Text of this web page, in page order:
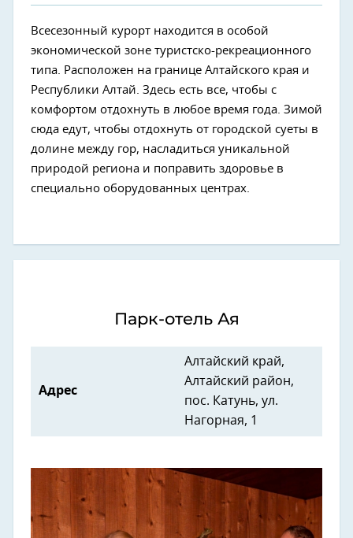
Всесезонный курорт находится в особой
экономической зоне туристско-рекреационного
типа. Расположен на границе Алтайского края и
Республики Алтай. Здесь есть все, чтобы с
комфортом отдохнуть в любое время года. Зимой
сюда едут, чтобы отдохнуть от городской суеты в
долине между гор, насладиться уникальной
природой региона и поправить здоровье в
специально оборудованных центрах.
Парк-отель Ая
Адрес
Алтайский край,
Алтайский район,
пос. Катунь, ул.
Нагорная, 1